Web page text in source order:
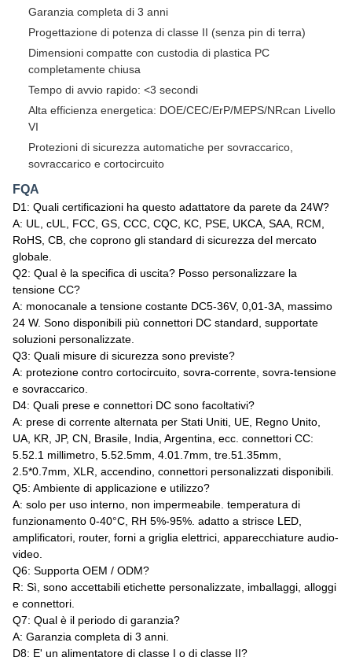
Garanzia completa di 3 anni
Progettazione di potenza di classe II (senza pin di terra)
Dimensioni compatte con custodia di plastica PC
completamente chiusa
Tempo di avvio rapido: <3 secondi
Alta efficienza energetica: DOE/CEC/ErP/MEPS/NRcan Livello
VI
Protezioni di sicurezza automatiche per sovraccarico,
sovraccarico e cortocircuito
FQA
D1: Quali certificazioni ha questo adattatore da parete da 24W?
A: UL, cUL, FCC, GS, CCC, CQC, KC, PSE, UKCA, SAA, RCM,
RoHS, CB, che coprono gli standard di sicurezza del mercato
globale.
Q2: Qual è la specifica di uscita? Posso personalizzare la
tensione CC?
A: monocanale a tensione costante DC5‐36V, 0,01‐3A, massimo
24 W. Sono disponibili più connettori DC standard, supportate
soluzioni personalizzate.
Q3: Quali misure di sicurezza sono previste?
A: protezione contro cortocircuito, sovra-corrente, sovra-tensione
e sovraccarico.
D4: Quali prese e connettori DC sono facoltativi?
A: prese di corrente alternata per Stati Uniti, UE, Regno Unito,
UA, KR, JP, CN, Brasile, India, Argentina, ecc. connettori CC:
5.52.1 millimetro, 5.52.5mm, 4.01.7mm, tre.51.35mm,
2.5*0.7mm, XLR, accendino, connettori personalizzati disponibili.
Q5: Ambiente di applicazione e utilizzo?
A: solo per uso interno, non impermeabile. temperatura di
funzionamento 0-40°C, RH 5%-95%. adatto a strisce LED,
amplificatori, router, forni a griglia elettrici, apparecchiature audio-
video.
Q6: Supporta OEM / ODM?
R: Sì, sono accettabili etichette personalizzate, imballaggi, alloggi
e connettori.
Q7: Qual è il periodo di garanzia?
A: Garanzia completa di 3 anni.
D8: E' un alimentatore di classe I o di classe II?